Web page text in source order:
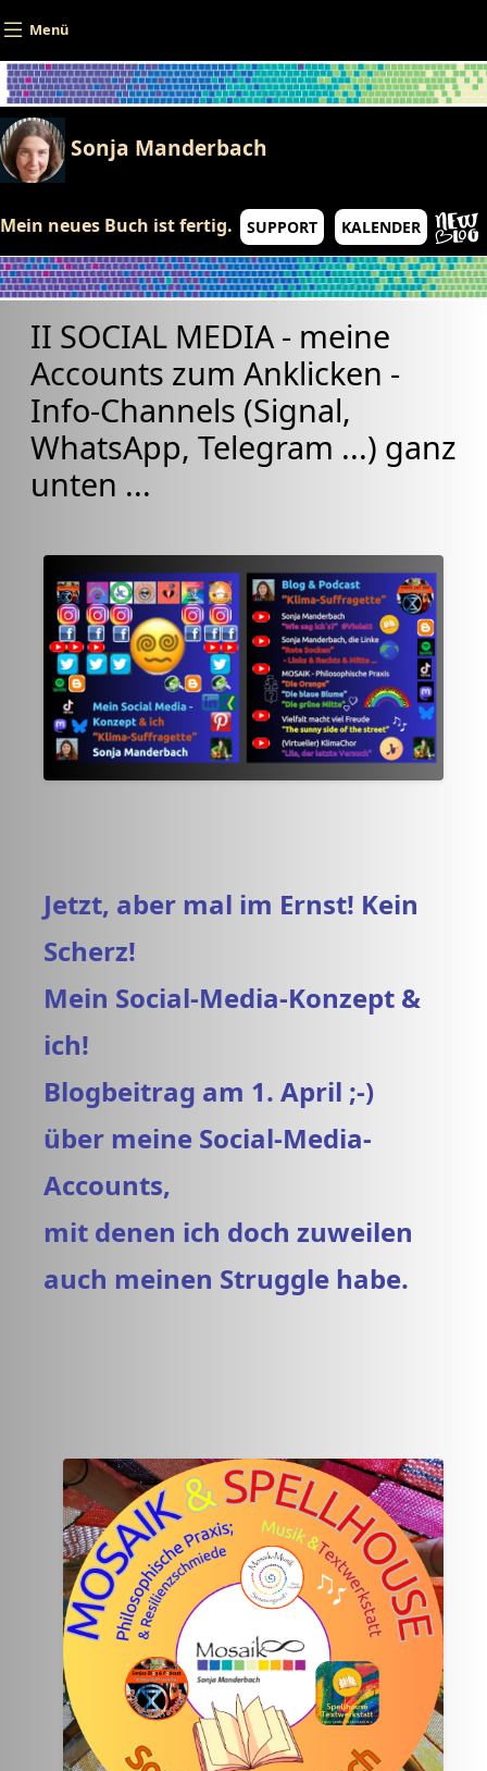
Menü
Sonja Manderbach
Mein neues Buch ist fertig. SUPPORT KALENDER
II SOCIAL MEDIA - meine
Accounts zum Anklicken -
Info-Channels (Signal,
WhatsApp, Telegram ...) ganz
unten ...
Jetzt, aber mal im Ernst! Kein
Scherz!
Mein Social-Media-Konzept &
ich!
Blogbeitrag am 1. April ;-)
über meine Social-Media-
Accounts,
mit denen ich doch zuweilen
auch meinen Struggle habe.